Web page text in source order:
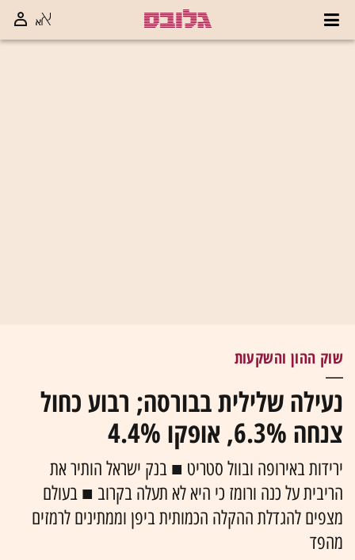
שוק ההון והשקעות
נעילה שלילית בבורסה; רבוע כחול
צנחה 6.3%, אופקו 4.4%
ירידות באירופה ובוול סטריט ■ בנק ישראל הותיר את
הריבית על כנה ורומז כי היא לא תעלה בקרוב ■ בעולם
מצפים להגדלת ההקלה הכמותית ביפן וממתינים לרמזים
מהפד